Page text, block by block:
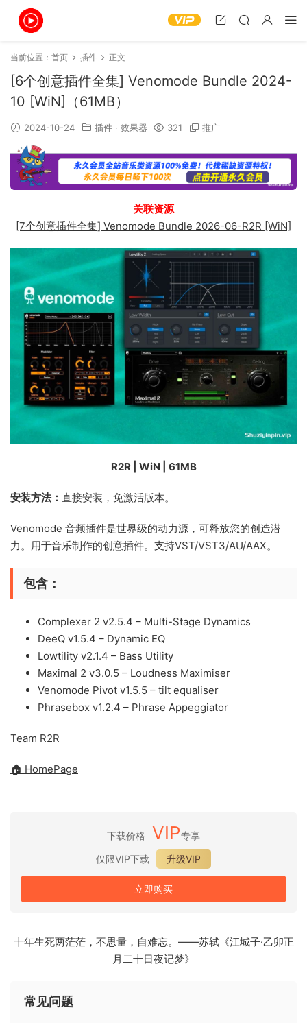
当前位置： 首页 插件 正文
[6个创意插件全集] Venomode Bundle 2024-
10 [WiN]（61MB）
2024-10-24 插件 · 效果器 321 推广
关联资源
[7个创意插件全集] Venomode Bundle 2026-06-R2R [WiN]
R2R | WiN | 61MB
安装方法： 直接安装，免激活版本。
Venomode 音频插件是世界级的动力源，可释放您的创造潜
力。用于音乐制作的创意插件。支持VST/VST3/AU/AAX。
包含：
Complexer 2 v2.5.4 – Multi-Stage Dynamics
DeeQ v1.5.4 – Dynamic EQ
Lowtility v2.1.4 – Bass Utility
Maximal 2 v3.0.5 – Loudness Maximiser
Venomode Pivot v1.5.5 – tilt equaliser
Phrasebox v1.2.4 – Phrase Appeggiator
Team R2R
🏠 HomePage
下载价格 VIP专享
仅限VIP下载
升级VIP
立即购买
十年生死两茫茫，不思量，自难忘。——苏轼《江城子·乙卯正
月二十日夜记梦》
常见问题